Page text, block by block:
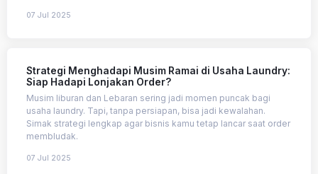
07 Jul 2025
Strategi Menghadapi Musim Ramai di Usaha Laundry:
Siap Hadapi Lonjakan Order?
Musim liburan dan Lebaran sering jadi momen puncak bagi
usaha laundry. Tapi, tanpa persiapan, bisa jadi kewalahan.
Simak strategi lengkap agar bisnis kamu tetap lancar saat order
membludak.
07 Jul 2025